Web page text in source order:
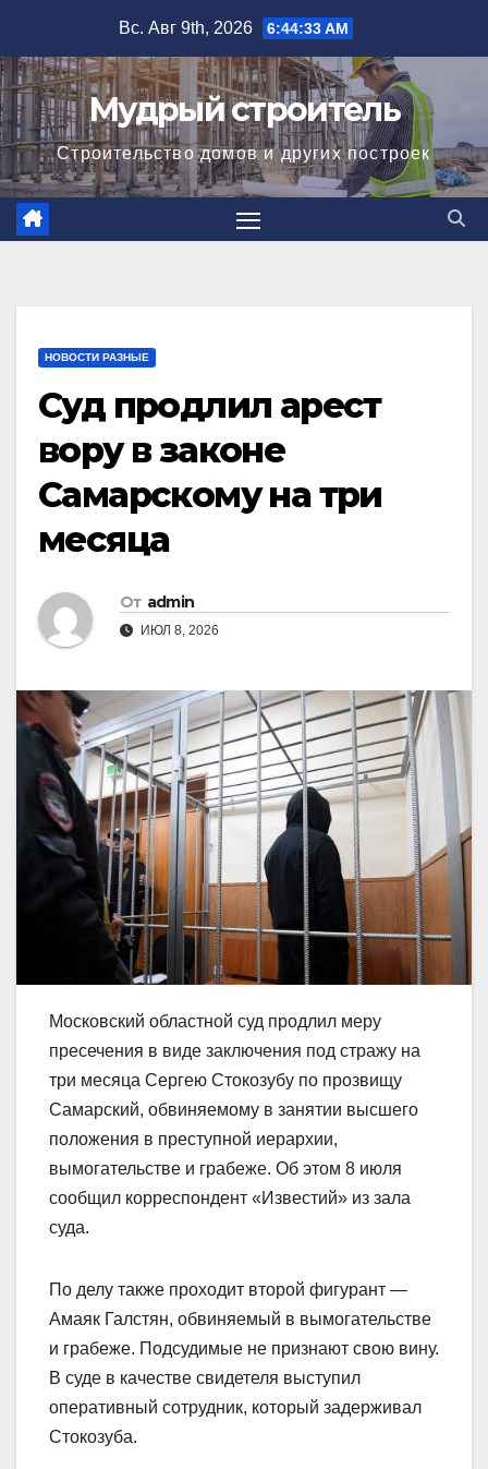
содержимому
Вс. Авг 9th, 2026 6:44:34 AM
Мудрый строитель
Строительство домов и других построек
НОВОСТИ РАЗНЫЕ
Суд продлил арест
вору в законе
Самарскому на три
месяца
От admin
ИЮЛ 8, 2026
Московский областной суд продлил меру
пресечения в виде заключения под стражу на
три месяца Сергею Стокозубу по прозвищу
Самарский, обвиняемому в занятии высшего
положения в преступной иерархии,
вымогательстве и грабеже. Об этом 8 июля
сообщил корреспондент «Известий» из зала
суда.
По делу также проходит второй фигурант —
Амаяк Галстян, обвиняемый в вымогательстве
и грабеже. Подсудимые не признают свою вину.
В суде в качестве свидетеля выступил
оперативный сотрудник, который задерживал
Стокозуба.